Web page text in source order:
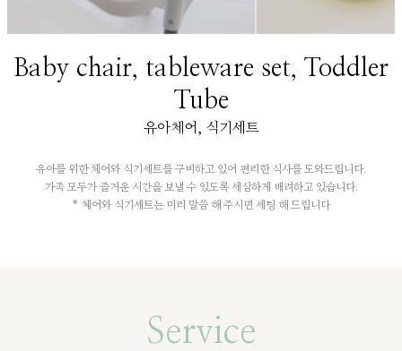
Baby chair, tableware set, Toddler
Tube
유아체어, 식기세트
유아를 위한 체어와 식기세트를 구비하고 있어 편리한 식사를 도와드립니다.
가족 모두가 즐거운 시간을 보낼 수 있도록 세심하게 배려하고 있습니다.
* 체어와 식기세트는 미리 말씀 해 주시면 세팅 해 드립니다
Service